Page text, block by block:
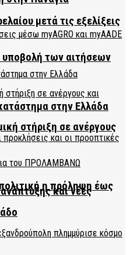
μετά τις εξελίξεις
στην Ελλάδα
και νέες
των αιτήσεων
στήριξη σε ανέργους
η πρόληψη έως